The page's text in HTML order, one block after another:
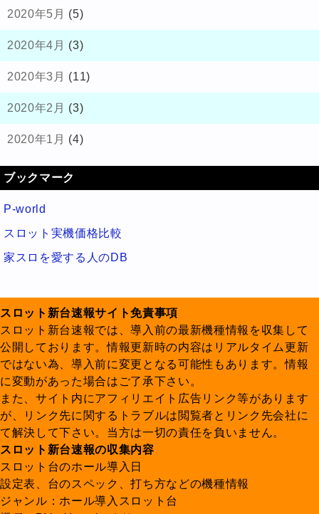
2020年5月 (5)
2020年4月 (3)
2020年3月 (11)
2020年2月 (3)
2020年1月 (4)
ブックマーク
P-world
スロット実機価格比較
家スロを愛する人のDB
スロット新台速報サイト免責事項
スロット新台速報では、導入前の最新機種情報を収集して
公開しております。情報更新時の内容はリアルタイム更新
ではない為、導入前に変更となる可能性もあります。情報
に変動があった場合はご了承下さい。
また、サイト内にアフィリエイト広告リンク等があります
が、リンク先に関するトラブルは閲覧者とリンク先会社に
て解決して下さい。当方は一切の責任を負いません。
スロット新台速報の収集内容
スロット台のホール導入日
設定表、台のスペック、打ち方などの機種情報
ジャンル：ホール導入スロット台